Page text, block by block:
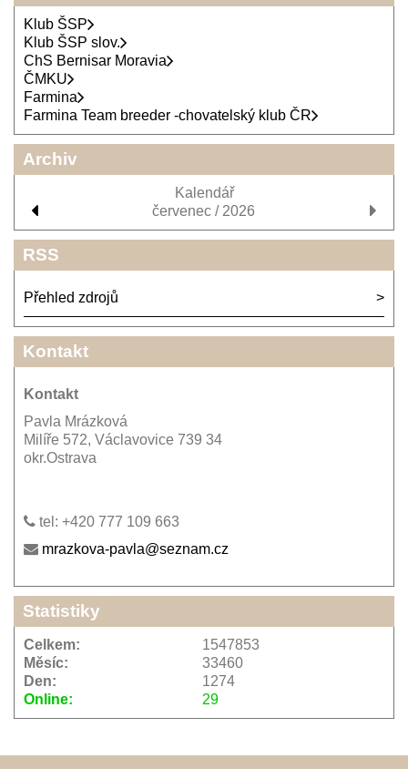
Klub ŠSP
Klub ŠSP slov.
ChS Bernisar Moravia
ČMKU
Farmina
Farmina Team breeder -chovatelský klub ČR
Archiv
Kalendář
červenec / 2026
RSS
Přehled zdrojů
Kontakt
Kontakt
Pavla Mrázková
Milíře 572, Václavovice 739 34
okr.Ostrava
tel: +420 777 109 663
mrazkova-pavla@seznam.cz
Statistiky
Online: 29
Celkem:
1547853
Měsíc:
33460
Den:
1274